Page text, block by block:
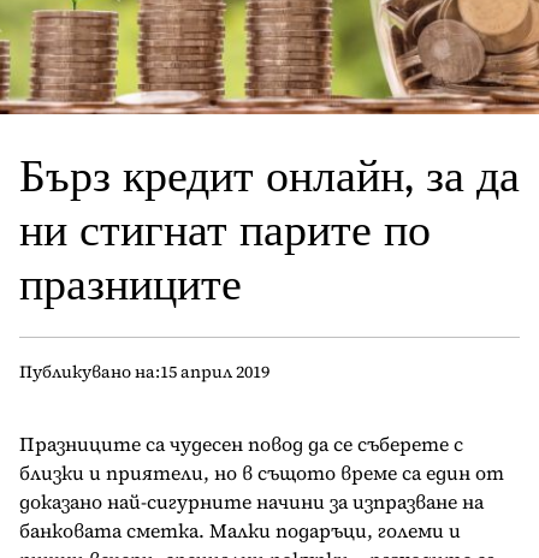
Бърз кредит онлайн, за да
ни стигнат парите по
празниците
Публикувано на:15 април 2019
Празниците са чудесен повод да се съберете с
близки и приятели, но в същото време са един от
доказано най-сигурните начини за изпразване на
банковата сметка. Малки подаръци, големи и